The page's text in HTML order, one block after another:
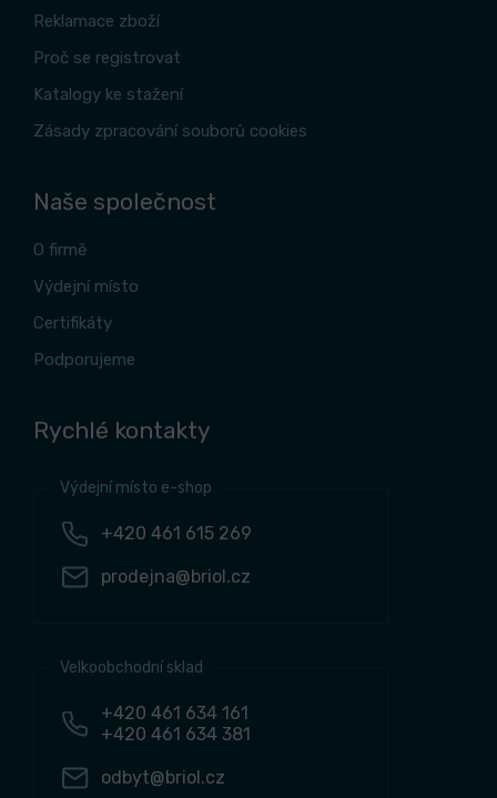
Reklamace zboží
Proč se registrovat
Katalogy ke stažení
Zásady zpracování souborů cookies
Naše společnost
O firmě
Výdejní místo
Certifikáty
Podporujeme
Rychlé kontakty
Výdejní místo e-shop
+420 461 615 269
prodejna@briol.cz
Velkoobchodní sklad
+420 461 634 161
+420 461 634 381
odbyt@briol.cz